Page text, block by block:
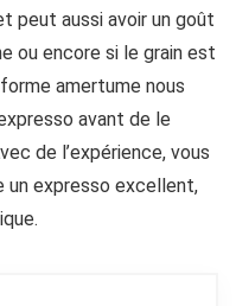
peut aussi avoir un goût
ou encore si le grain est
amertume nous
avant de le
de l’expérience, vous
un expresso excellent,